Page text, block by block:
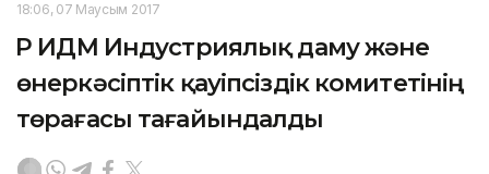
18:06, 07 Маусым 2017
ҚР ИДМ Индустриялық даму және
өнеркәсіптік қауіпсіздік комитетінің
төрағасы тағайындалды